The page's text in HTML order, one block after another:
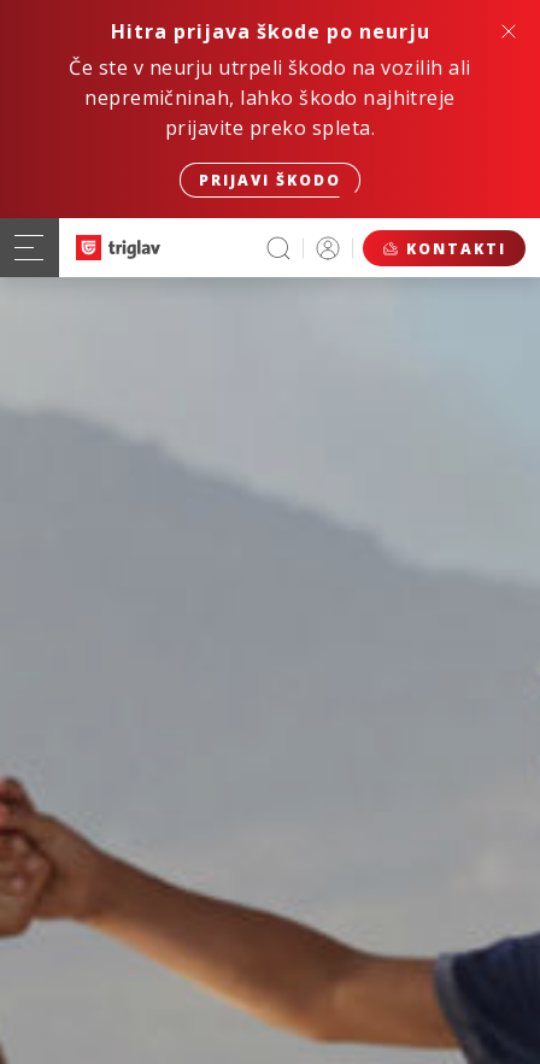
Hitra prijava škode po neurju
Če ste v neurju utrpeli škodo na vozilih ali
nepremičninah, lahko škodo najhitreje
prijavite preko spleta.
PRIJAVI ŠKODO
KONTAKTI